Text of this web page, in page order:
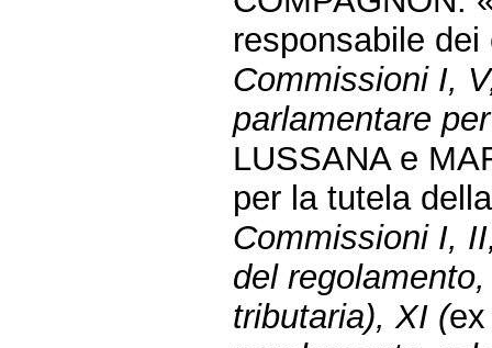
responsabile
Commissioni I,
parlamentare
LUSSANA e
per la tutela
Commissioni I,
del
tributaria), XI (